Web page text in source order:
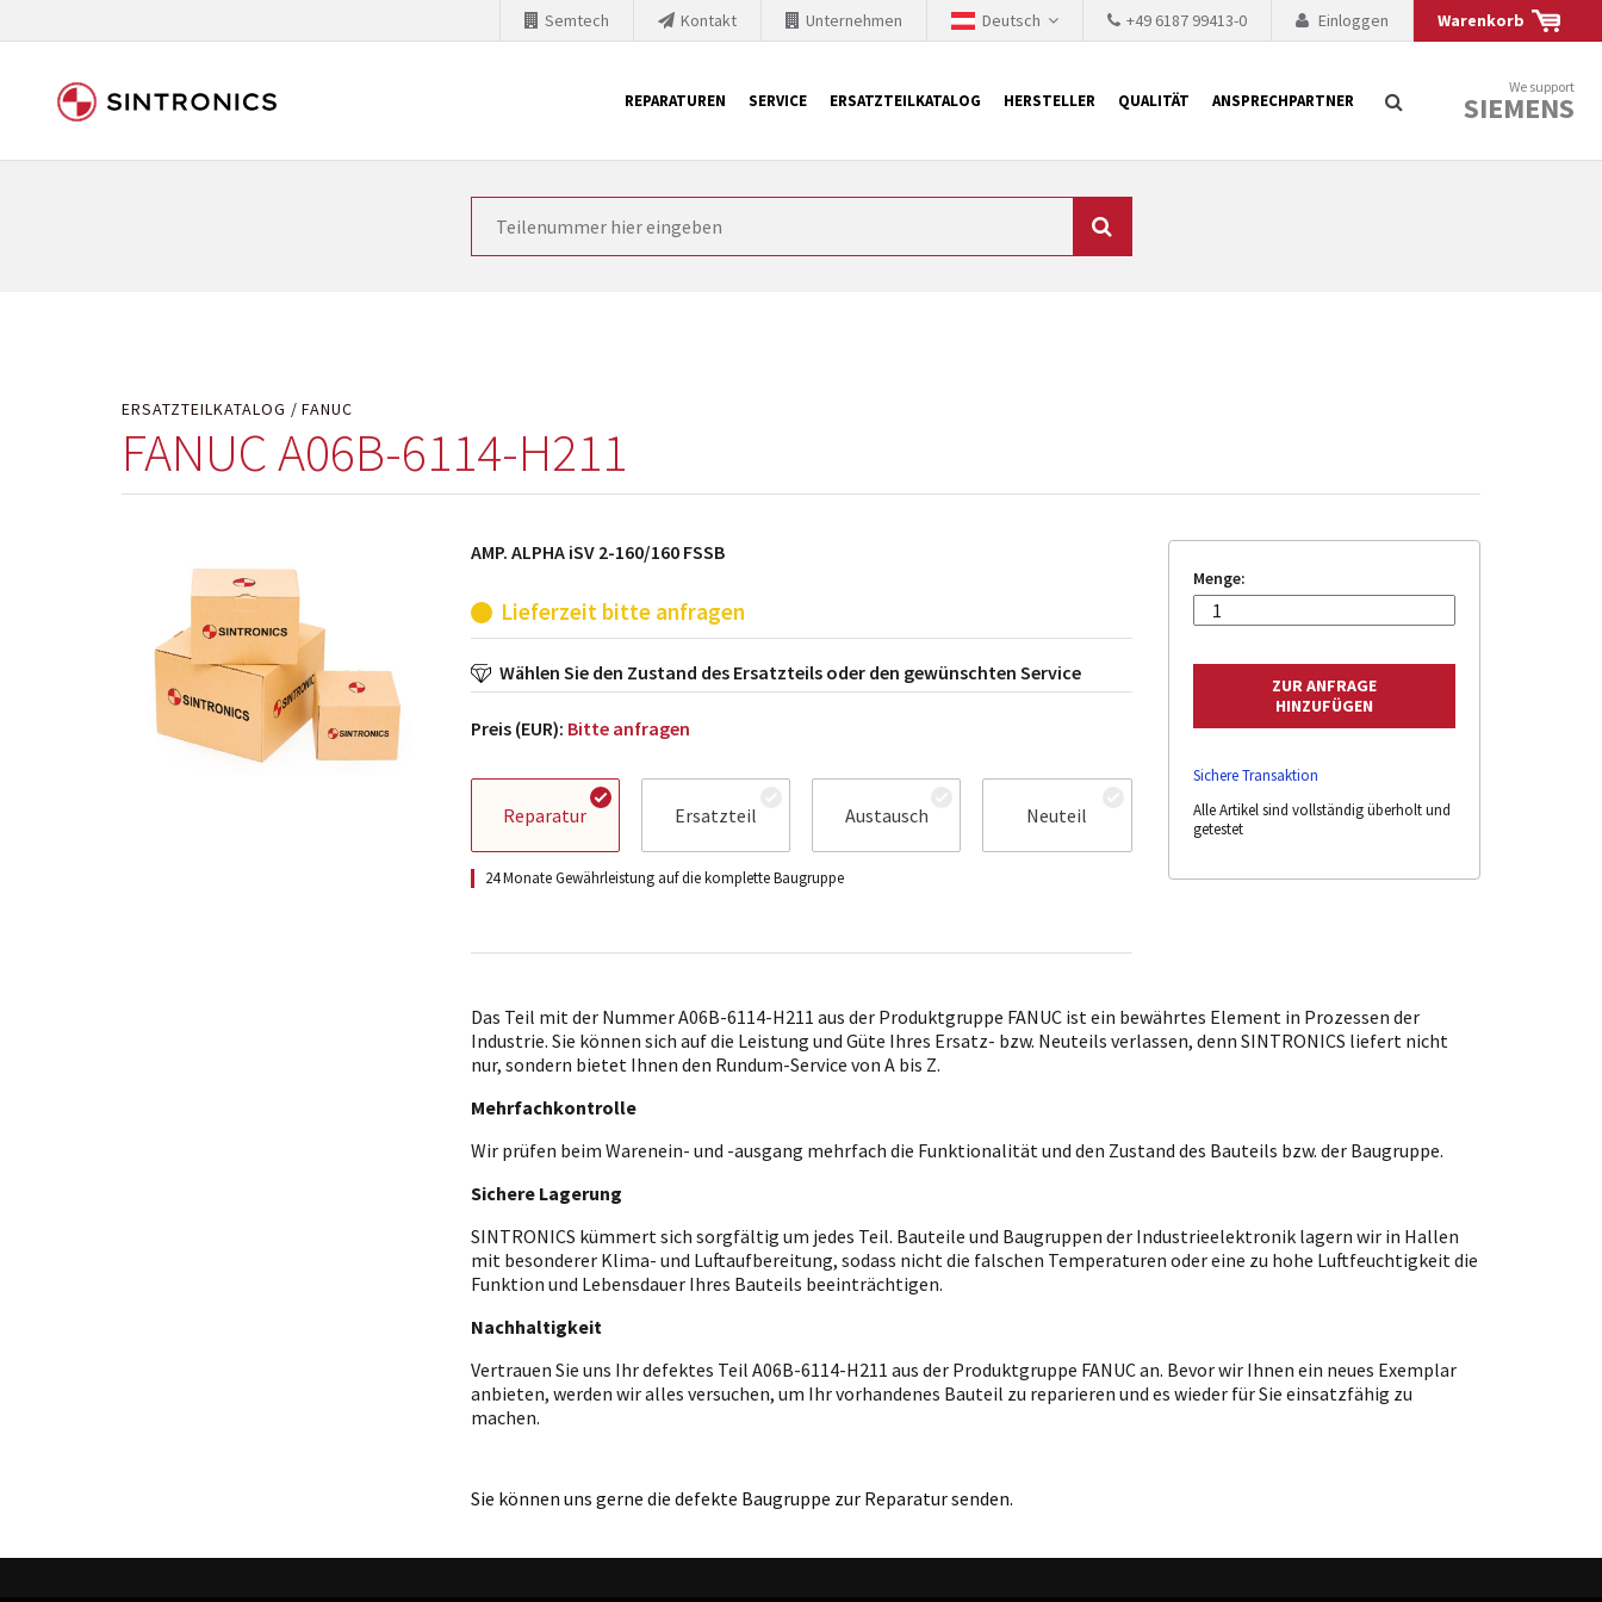
Warenkorb
Einloggen
+49 6187 99413-0
Deutsch
Unternehmen
Kontakt
Semtech
REPARATUREN SERVICE ERSATZTEILKATALOG HERSTELLER QUALITÄT ANSPRECHPARTNER
We support
SIEMENS
Unsere Zusammenarbeit mit Siemens
ERSATZTEILKATALOG FANUC
FANUC A06B-6114-H211
AMP. ALPHA iSV 2-160/160 FSSB
Lieferzeit bitte anfragen
Wählen Sie den Zustand des Ersatzteils oder den gewünschten Service
Preis (EUR): Bitte anfragen
Reparatur Ersatzteil Austausch Neuteil
24 Monate Gewährleistung auf die komplette Baugruppe
Menge:
Sichere Transaktion
Alle Artikel sind vollständig überholt und
getestet
Das Teil mit der Nummer A06B-6114-H211 aus der Produktgruppe FANUC ist ein bewährtes Element in Prozessen der
Industrie. Sie können sich auf die Leistung und Güte Ihres Ersatz- bzw. Neuteils verlassen, denn SINTRONICS liefert nicht
nur, sondern bietet Ihnen den Rundum-Service von A bis Z.
Mehrfachkontrolle
Wir prüfen beim Warenein- und -ausgang mehrfach die Funktionalität und den Zustand des Bauteils bzw. der Baugruppe.
Sichere Lagerung
SINTRONICS kümmert sich sorgfältig um jedes Teil. Bauteile und Baugruppen der Industrieelektronik lagern wir in Hallen
mit besonderer Klima- und Luftaufbereitung, sodass nicht die falschen Temperaturen oder eine zu hohe Luftfeuchtigkeit die
Funktion und Lebensdauer Ihres Bauteils beeinträchtigen.
Nachhaltigkeit
Vertrauen Sie uns Ihr defektes Teil A06B-6114-H211 aus der Produktgruppe FANUC an. Bevor wir Ihnen ein neues Exemplar
anbieten, werden wir alles versuchen, um Ihr vorhandenes Bauteil zu reparieren und es wieder für Sie einsatzfähig zu
machen.
Sie können uns gerne die defekte Baugruppe zur Reparatur senden.